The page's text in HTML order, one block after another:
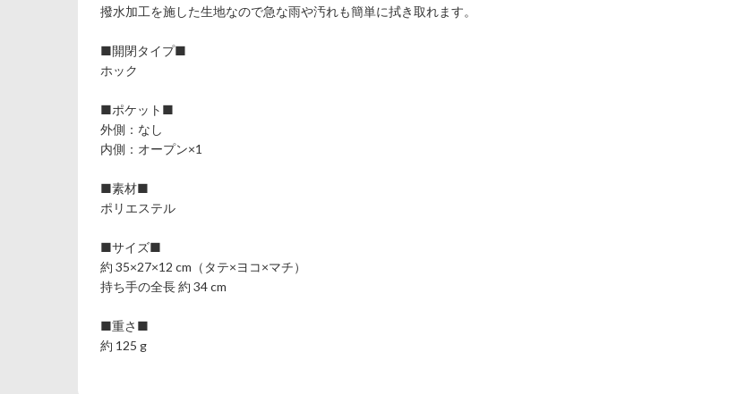
撥水加工を施した生地なので急な雨や汚れも簡単に拭き取れます。
■開閉タイプ■
ホック
■ポケット■
外側：なし
内側：オープン×1
■素材■
ポリエステル
■サイズ■
約 35×27×12 cm（タテ×ヨコ×マチ）
持ち手の全長 約 34 cm
■重さ■
約 125 g